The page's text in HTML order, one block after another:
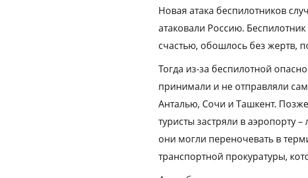
Новая атака беспилотников
атаковали Россию. Беспилотник
счастью, обошлось без жертв,
Тогда из-за беспилотной
принимали и не отправляли
Анталью, Сочи и Ташкент.
туристы застряли в аэропорту
они могли переночевать в
транспортной прокуратуры,